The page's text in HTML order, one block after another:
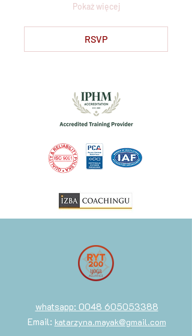
Pokaż więcej
RSVP
whatsapp: 0048 605053388
Email: katarzyna.mayak@gmail.com